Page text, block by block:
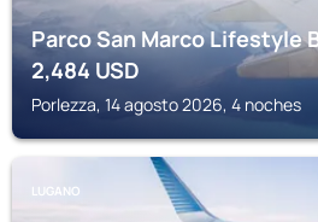
Parco San Marco Lifestyle
2,484 USD
Porlezza, 14 agosto 2026, 4 noches
LUGANO